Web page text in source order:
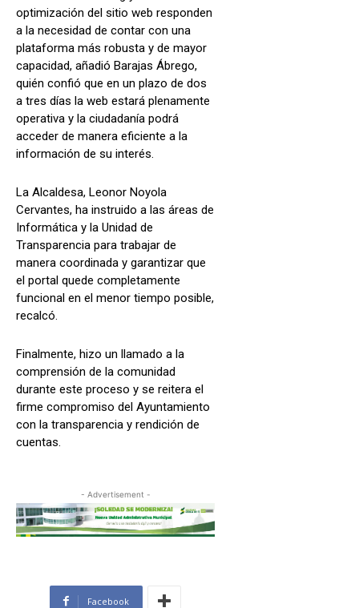
optimización del sitio web responden
a la necesidad de contar con una
plataforma más robusta y de mayor
capacidad, añadió Barajas Ábrego,
quién confió que en un plazo de dos
a tres días la web estará plenamente
operativa y la ciudadanía podrá
acceder de manera eficiente a la
información de su interés.
La Alcaldesa, Leonor Noyola
Cervantes, ha instruido a las áreas de
Informática y la Unidad de
Transparencia para trabajar de
manera coordinada y garantizar que
el portal quede completamente
funcional en el menor tiempo posible,
recalcó.
Finalmente, hizo un llamado a la
comprensión de la comunidad
durante este proceso y se reitera el
firme compromiso del Ayuntamiento
con la transparencia y rendición de
cuentas.
- Advertisement -
Facebook